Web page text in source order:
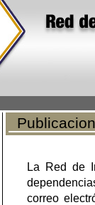
La Red de
correo